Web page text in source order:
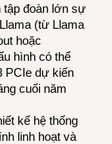
tập đoàn lớn sự
(từ Llama
hoặc
hình có thể
PCIe dự kiến
cuối năm
kế hệ thống
linh hoạt và